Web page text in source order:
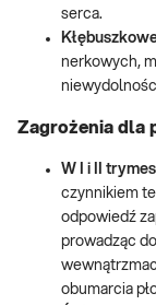
serca.
nerkowych,
Zagrożenia dla
W I i II
czynnikiem
odpowiedź
prowadząc
obumarcia